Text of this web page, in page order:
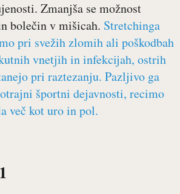
Zmanjša se možnost
bolečin v mišicah. Stretchinga
pri svežih zlomih ali poškodbah
vnetjih in infekcijah, ostrih
pri raztezanju. Pazljivo ga
športni dejavnosti, recimo
več kot uro in pol.